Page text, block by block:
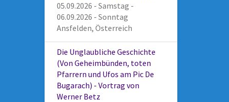
05.09.2026 - Samstag -
06.09.2026 - Sonntag
Ansfelden, Österreich
Die Unglaubliche Geschichte
(Von Geheimbünden, toten
Pfarrern und Ufos am Pic De
Bugarach) - Vortrag von
Werner Betz